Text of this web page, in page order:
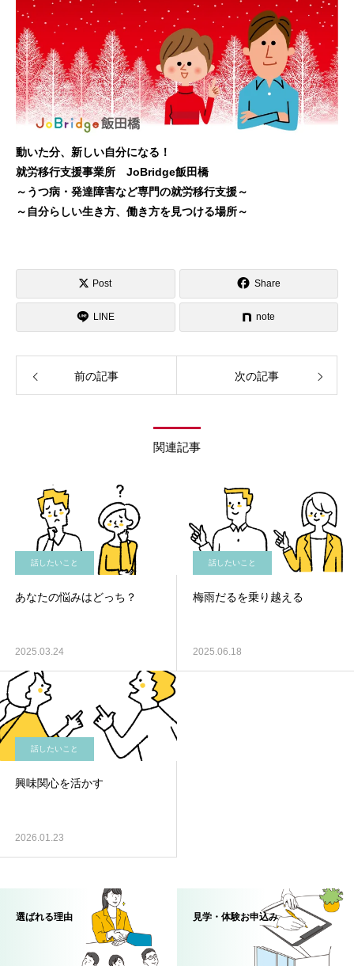
動いた分、新しい自分になる！
就労移行支援事業所 JoBridge飯田橋
～うつ病・発達障害など専門の就労移行支援～
～自分らしい生き方、働き方を見つける場所～
Post Share
LINE note
前の記事 次の記事
関連記事
話したいこと
あなたの悩みはどっち？
2025.03.24
話したいこと
梅雨だるを乗り越える
2025.06.18
話したいこと
興味関心を活かす
2026.01.23
選ばれる理由 見学・体験お申込み